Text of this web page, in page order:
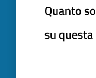
Quanto
su